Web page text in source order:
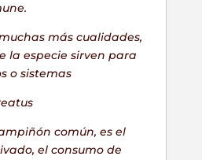
más cualidades,
la especie sirven para
o sistemas
común, es el
el consumo de